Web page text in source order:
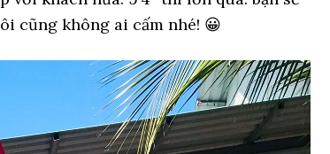
cũng không ai cấm nhé! 😀